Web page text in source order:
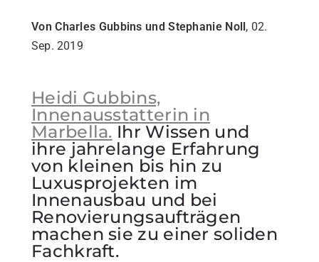
Von Charles Gubbins und Stephanie Noll, 02.
Sep. 2019
Heidi Gubbins,
Innenausstatterin in
Marbella. Ihr Wissen und
ihre jahrelange Erfahrung
von kleinen bis hin zu
Luxusprojekten im
Innenausbau und bei
Renovierungsaufträgen
machen sie zu einer soliden
Fachkraft.